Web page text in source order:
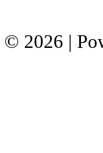
© 2026 |